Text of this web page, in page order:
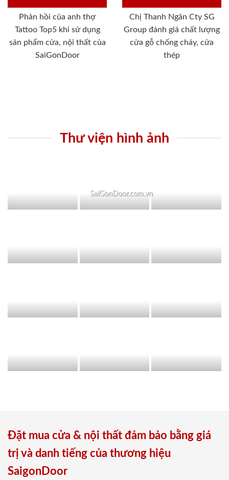
Phản hồi của anh thợ
Tattoo Top5 khi sử dụng
sản phẩm cửa, nội thất của
SaiGonDoor
Chị Thanh Ngân Cty SG
Group đánh giá chất lượng
cửa gỗ chống cháy, cửa
thép
Thư viện hình ảnh
SaiGonDoor.com.vn
Đặt mua cửa & nội thất đảm bảo bằng giá
trị và danh tiếng của thương hiệu
SaigonDoor